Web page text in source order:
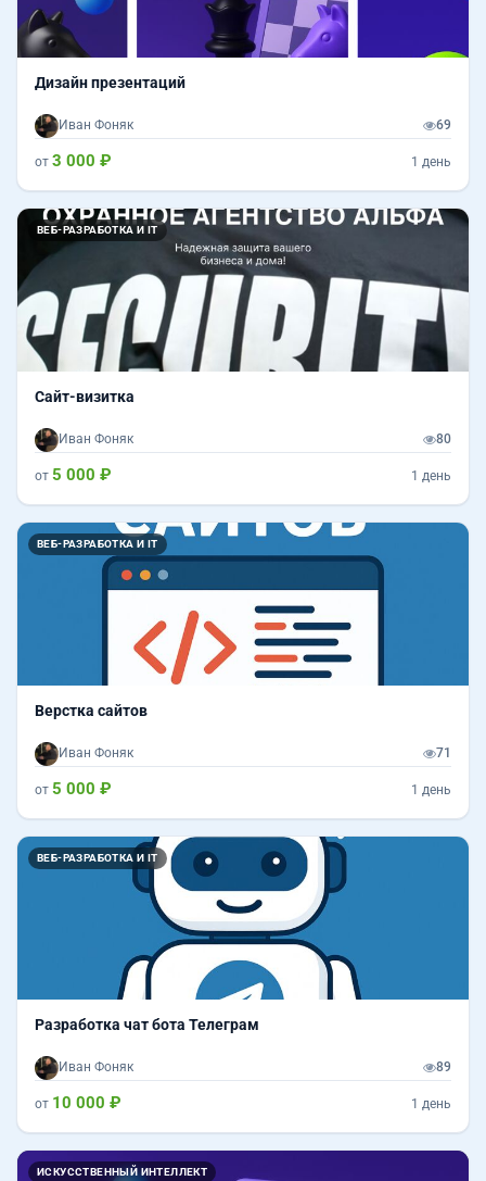
Дизайн презентаций
Иван Фоняк 69
от 3 000 ₽ 1 день
ВЕБ-РАЗРАБОТКА И IT
Сайт-визитка
Иван Фоняк 80
от 5 000 ₽ 1 день
ВЕБ-РАЗРАБОТКА И IT
Верстка сайтов
Иван Фоняк 71
от 5 000 ₽ 1 день
ВЕБ-РАЗРАБОТКА И IT
Разработка чат бота Телеграм
Иван Фоняк 89
от 10 000 ₽ 1 день
ИСКУССТВЕННЫЙ ИНТЕЛЛЕКТ
Назад